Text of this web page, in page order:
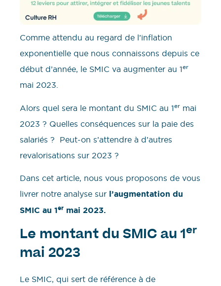
Comme attendu au regard de l’inflation
exponentielle que nous connaissons depuis ce
début d’année, le SMIC va augmenter au 1er
mai 2023.
Alors quel sera le montant du SMIC au 1er mai
2023 ? Quelles conséquences sur la paie des
salariés ? Peut-on s’attendre à d’autres
revalorisations sur 2023 ?
Dans cet article, nous vous proposons de vous
livrer notre analyse sur l’augmentation du
SMIC au 1er mai 2023.
Le montant du SMIC au 1er
mai 2023
Le SMIC, qui sert de référence à de